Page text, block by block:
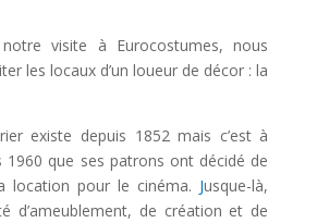
visite à Eurocostumes, nous
les locaux d’un loueur de décor : la
existe depuis 1852 mais c’est à
1960 que ses patrons ont décidé de
location pour le cinéma. Jusque-là,
d’ameublement, de création et de